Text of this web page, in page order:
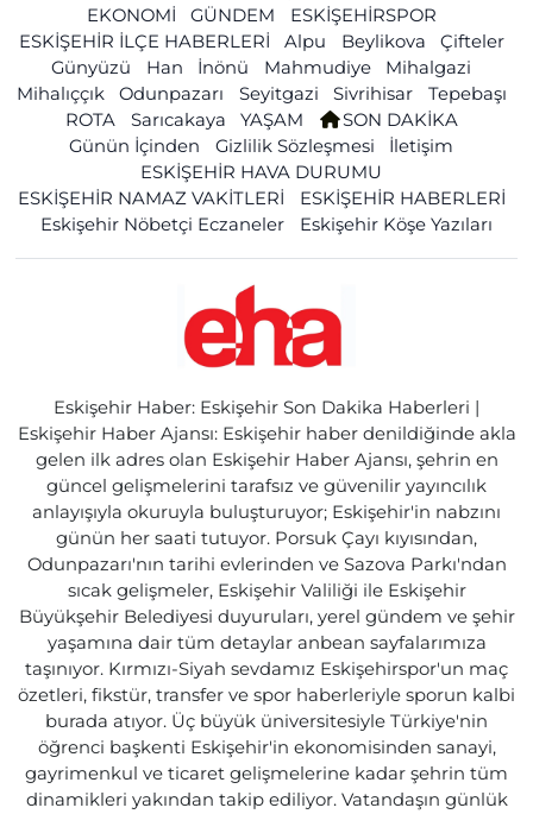
EKONOMİ
GÜNDEM
ESKİŞEHİRSPOR
ESKİŞEHİR İLÇE HABERLERİ
Alpu Beylikova
Çifteler
Günyüzü
Han İnönü Mahmudiye
Mihalgazi
Mihalıççık
Odunpazarı Seyitgazi Sivrihisar
Tepebaşı
ROTA
Sarıcakaya YAŞAM
SON DAKİKA
Günün İçinden
Gizlilik Sözleşmesi
İletişim
ESKİŞEHİR HAVA DURUMU
ESKİŞEHİR NAMAZ VAKİTLERİ
ESKİŞEHİR HABERLERİ
Eskişehir Nöbetçi Eczaneler
Eskişehir Köşe Yazıları
Eskişehir Haber: Eskişehir Son Dakika Haberleri |
Eskişehir Haber Ajansı: Eskişehir haber denildiğinde akla
gelen ilk adres olan Eskişehir Haber Ajansı, şehrin en
güncel gelişmelerini tarafsız ve güvenilir yayıncılık
anlayışıyla okuruyla buluşturuyor; Eskişehir'in nabzını
günün her saati tutuyor. Porsuk Çayı kıyısından,
Odunpazarı'nın tarihi evlerinden ve Sazova Parkı'ndan
sıcak gelişmeler, Eskişehir Valiliği ile Eskişehir
Büyükşehir Belediyesi duyuruları, yerel gündem ve şehir
yaşamına dair tüm detaylar anbean sayfalarımıza
taşınıyor. Kırmızı-Siyah sevdamız Eskişehirspor'un maç
özetleri, fikstür, transfer ve spor haberleriyle sporun kalbi
burada atıyor. Üç büyük üniversitesiyle Türkiye'nin
öğrenci başkenti Eskişehir'in ekonomisinden sanayi,
gayrimenkul ve ticaret gelişmelerine kadar şehrin tüm
dinamikleri yakından takip ediliyor. Vatandaşın günlük